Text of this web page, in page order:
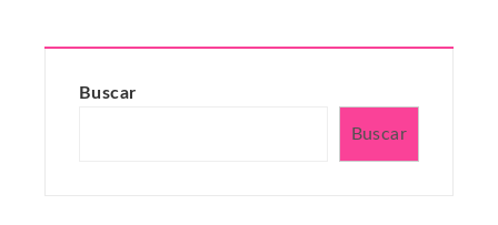
Buscar
Buscar